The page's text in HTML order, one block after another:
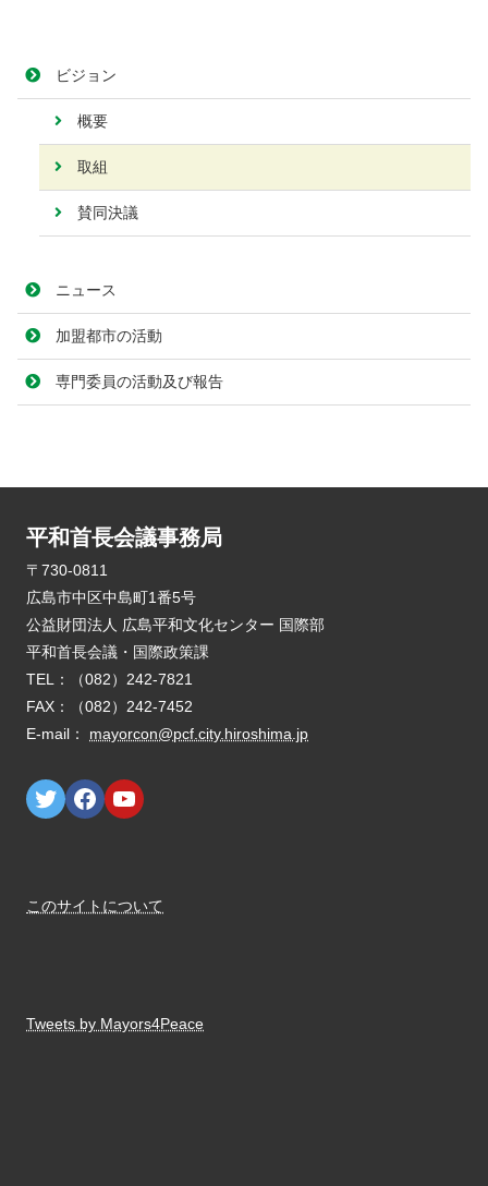
ビジョン
概要
取組
賛同決議
ニュース
加盟都市の活動
専門委員の活動及び報告
平和首長会議事務局
E-mail： mayorcon@pcf.city.hiroshima.jp
このサイトについて
Tweets by Mayors4Peace